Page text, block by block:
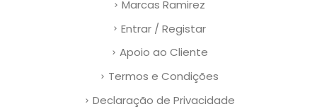
Marcas Ramirez
Entrar / Registar
Apoio ao Cliente
Termos e Condições
Declaração de Privacidade